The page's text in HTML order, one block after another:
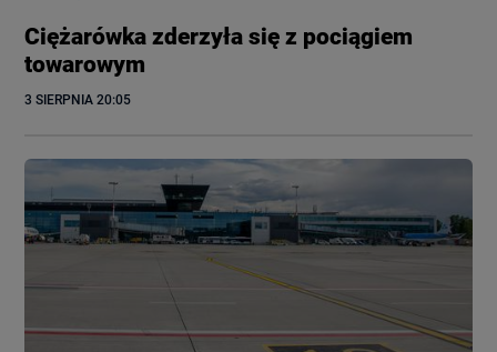
Ciężarówka zderzyła się z pociągiem
towarowym
3 SIERPNIA 20:05